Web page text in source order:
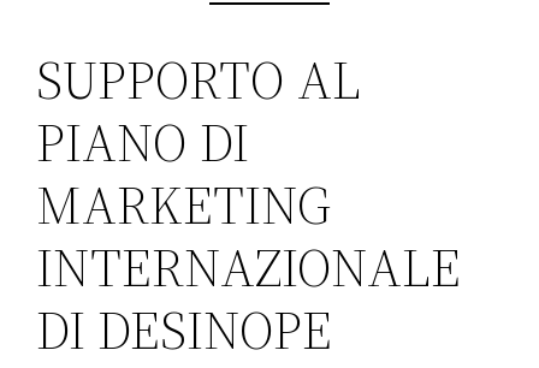
SUPPORTO AL
PIANO DI
MARKETING
INTERNAZIONALE
DI DESINOPE